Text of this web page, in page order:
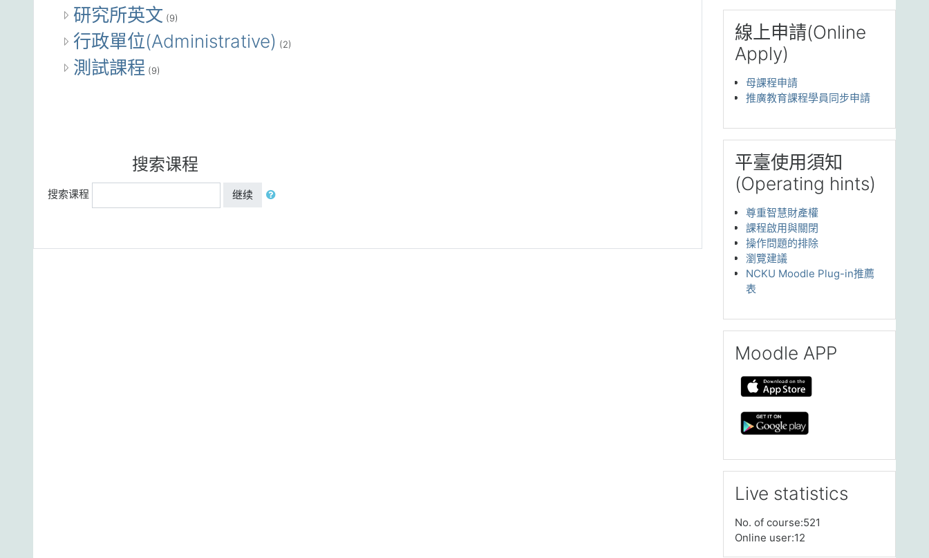
研究所英文 (9)
行政單位(Administrative) (2)
測試課程 (9)
搜索课程
搜索课程 继续
線上申請(Online
Apply)
母課程申請
推廣教育課程學員同步申請
平臺使用須知
(Operating hints)
尊重智慧財產權
課程啟用與關閉
操作問題的排除
瀏覽建議
NCKU Moodle Plug-in推薦
表
Moodle APP
Live statistics
No. of course:521
Online user:12